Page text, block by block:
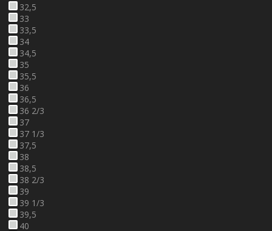
32,5
33
33,5
34
34,5
35
35,5
36
36,5
36 2/3
37
37 1/3
37,5
38
38,5
38 2/3
39
39 1/3
39,5
40